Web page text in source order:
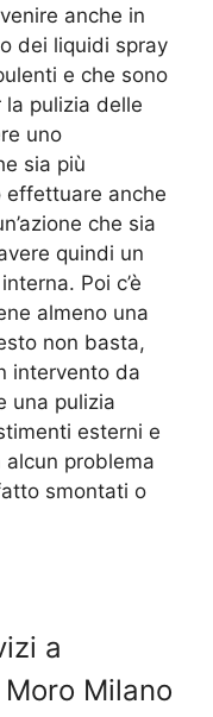
anche in
dei liquidi spray
e che sono
pulizia delle
uno
sia più
effettuare anche
che sia
quindi un
Poi c’è
almeno una
non basta,
intervento da
una pulizia
esterni e
problema
smontati o
a
Milano